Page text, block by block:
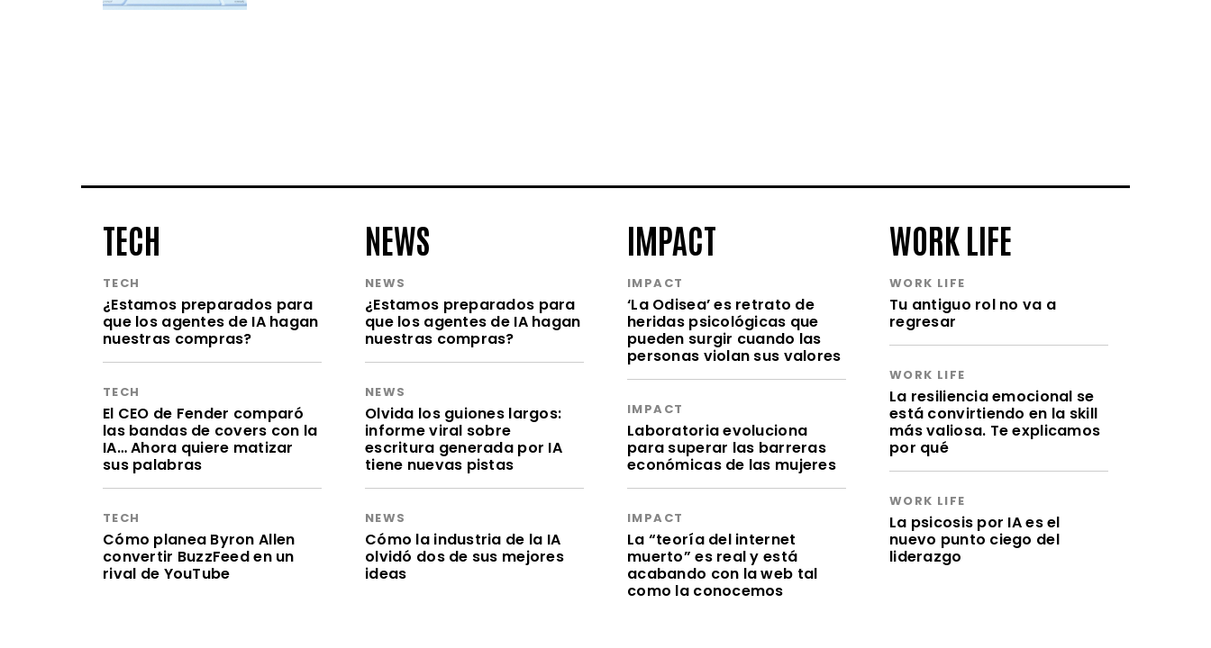
TECH
TECH
¿Estamos preparados para
que los agentes de IA hagan
nuestras compras?
TECH
El CEO de Fender comparó
las bandas de covers con la
IA… Ahora quiere matizar
sus palabras
TECH
Cómo planea Byron Allen
convertir BuzzFeed en un
rival de YouTube
NEWS
NEWS
¿Estamos preparados para
que los agentes de IA hagan
nuestras compras?
NEWS
Olvida los guiones largos:
informe viral sobre
escritura generada por IA
tiene nuevas pistas
NEWS
Cómo la industria de la IA
olvidó dos de sus mejores
ideas
IMPACT
IMPACT
‘La Odisea’ es retrato de
heridas psicológicas que
pueden surgir cuando las
personas violan sus valores
IMPACT
Laboratoria evoluciona
para superar las barreras
económicas de las mujeres
IMPACT
La “teoría del internet
muerto” es real y está
acabando con la web tal
como la conocemos
WORK LIFE
WORK LIFE
Tu antiguo rol no va a
regresar
WORK LIFE
La resiliencia emocional se
está convirtiendo en la skill
más valiosa. Te explicamos
por qué
WORK LIFE
La psicosis por IA es el
nuevo punto ciego del
liderazgo